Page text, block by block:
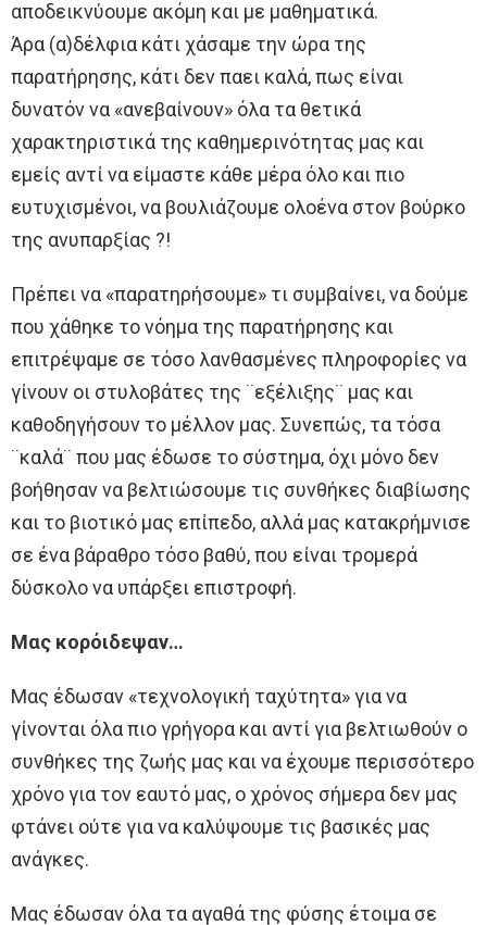
αποδεικνύουμε ακόμη και με μαθηματικά.
Άρα (α)δέλφια κάτι χάσαμε την ώρα της
παρατήρησης, κάτι δεν παει καλά, πως είναι
δυνατόν να «ανεβαίνουν» όλα τα θετικά
χαρακτηριστικά της καθημερινότητας μας και
εμείς αντί να είμαστε κάθε μέρα όλο και πιο
ευτυχισμένοι, να βουλιάζουμε ολοένα στον βούρκο
της ανυπαρξίας ?!
Πρέπει να «παρατηρήσουμε» τι συμβαίνει, να δούμε
που χάθηκε το νόημα της παρατήρησης και
επιτρέψαμε σε τόσο λανθασμένες πληροφορίες να
γίνουν οι στυλοβάτες της ¨εξέλιξης¨ μας και
καθοδηγήσουν το μέλλον μας. Συνεπώς, τα τόσα
¨καλά¨ που μας έδωσε το σύστημα, όχι μόνο δεν
βοήθησαν να βελτιώσουμε τις συνθήκες διαβίωσης
και το βιοτικό μας επίπεδο, αλλά μας κατακρήμνισε
σε ένα βάραθρο τόσο βαθύ, που είναι τρομερά
δύσκολο να υπάρξει επιστροφή.
Μας κορόιδεψαν…
Μας έδωσαν «τεχνολογική ταχύτητα» για να
γίνονται όλα πιο γρήγορα και αντί για βελτιωθούν ο
συνθήκες της ζωής μας και να έχουμε περισσότερο
χρόνο για τον εαυτό μας, ο χρόνος σήμερα δεν μας
φτάνει ούτε για να καλύψουμε τις βασικές μας
ανάγκες.
Μας έδωσαν όλα τα αγαθά της φύσης έτοιμα σε